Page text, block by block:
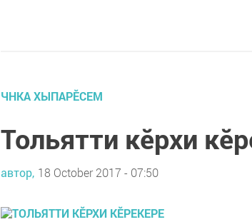
ЧНКА ХЫПАРӖСЕМ
Тольятти кӗрхи
автор, 18 October 2017 - 07:50